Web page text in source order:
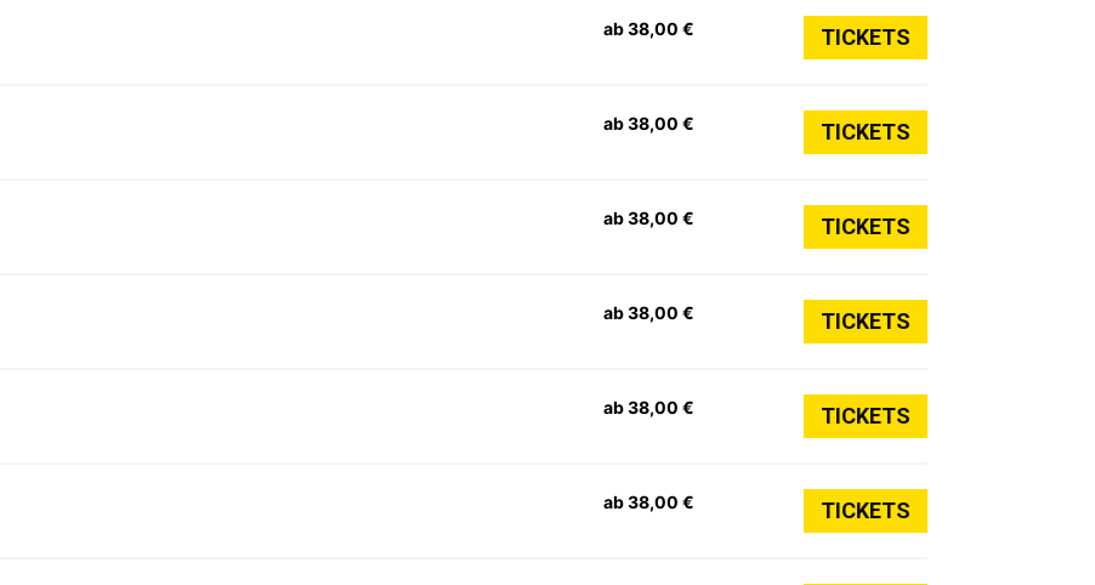
ab 38,00 € TICKETS
ab 38,00 € TICKETS
ab 38,00 € TICKETS
ab 38,00 € TICKETS
ab 38,00 € TICKETS
ab 38,00 € TICKETS